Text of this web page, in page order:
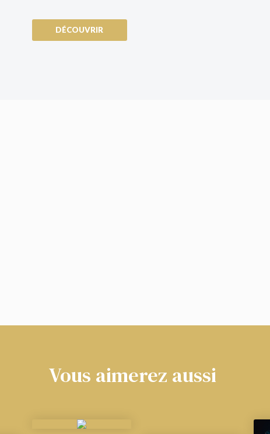
amateurs de thriller domestique apprécieront
DÉCOUVRIR
Vous aimerez aussi